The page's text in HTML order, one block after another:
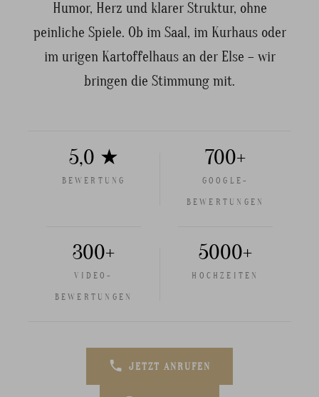
Humor, Herz und klarer Struktur, ohne
peinliche Spiele. Ob im Saal, im Kurhaus oder
im urigen Kartoffelhaus an der Else – wir
bringen die Stimmung mit.
5,0 ★
BEWERTUNG
700+
GOOGLE-
BEWERTUNGEN
300+
VIDEO-
BEWERTUNGEN
5000+
HOCHZEITEN
JETZT ANRUFEN